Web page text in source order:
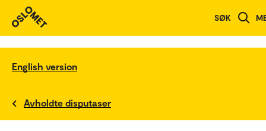
SØK
English version
Avholdte disputaser